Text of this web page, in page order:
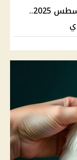
سعر الدجاج الأبيض اليوم السبت 2 أغسطس 2025..